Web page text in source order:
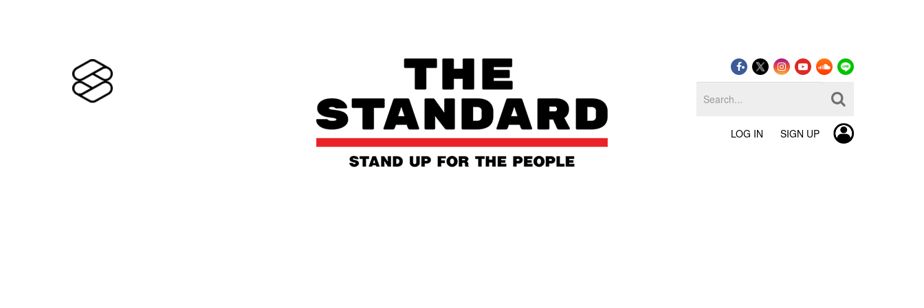
LOG IN SIGN UP